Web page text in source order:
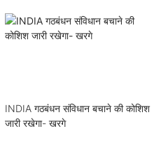
INDIA गठबंधन संविधान बचाने की कोशिश
जारी रखेगा- खरगे